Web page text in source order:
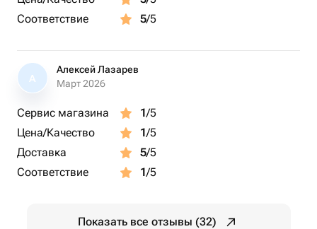
Соответствие
5/5
А
Алексей Лазарев
Март 2026
Сервис магазина 1/5
Цена/Качество
1/5
Доставка
5/5
Соответствие
1/5
Показать все отзывы (32)